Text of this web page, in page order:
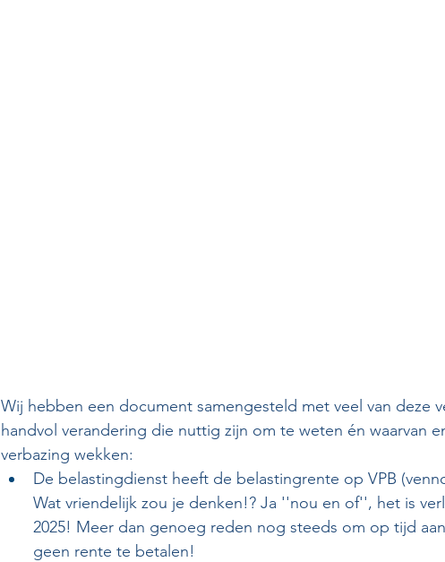
Wij hebben een document samengesteld met veel van deze
handvol verandering die nuttig zijn om te weten én waarvan
verbazing wekken:
De belastingdienst heeft de belastingrente op VPB
Wat vriendelijk zou je denken!? Ja ''nou en of'', het is
2025! Meer dan genoeg reden nog steeds om op tijd
geen rente te betalen!